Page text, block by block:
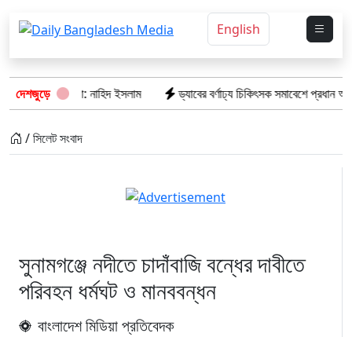
English
দেশজুড়ে
হবে না: নাহিদ ইসলাম ড্যাবের বর্ণাঢ্য চিকিৎসক সমাবেশে প্রধান অতিথি
/ সিলেট সংবাদ
সুনামগঞ্জে নদীতে চাদাঁবাজি বন্ধের দাবীতে
পরিবহন ধর্মঘট ও মানববন্ধন
বাংলাদেশ মিডিয়া প্রতিবেদক